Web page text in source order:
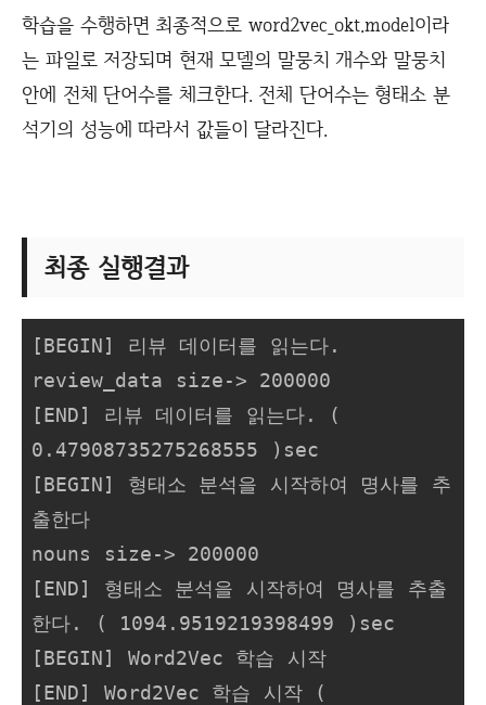
학습을 수행하면 최종적으로 word2vec_okt.model이라
는 파일로 저장되며 현재 모델의 말뭉치 개수와 말뭉치
안에 전체 단어수를 체크한다. 전체 단어수는 형태소 분
석기의 성능에 따라서 값들이 달라진다.
최종 실행결과
[BEGIN] 리뷰 데이터를 읽는다.
review_data size-> 200000
[END] 리뷰 데이터를 읽는다. (
0.47908735275268555 )sec
[BEGIN] 형태소 분석을 시작하여 명사를 추
출한다
nouns size-> 200000
[END] 형태소 분석을 시작하여 명사를 추출
한다. ( 1094.9519219398499 )sec
[BEGIN] Word2Vec 학습 시작
[END] Word2Vec 학습 시작 (